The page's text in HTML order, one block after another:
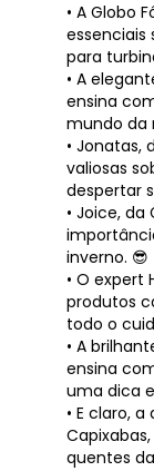
• A Globo
essenciais
para
• A
ensina
mundo da
• Jonatas,
valiosas
despertar
• Joice, da
inverno. 😎
• O expert
produtos
todo o
• A
ensina
uma dica
• E claro,
quentes